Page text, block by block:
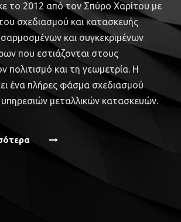
το 2012 από τον Σπύρο Χαρίτου με
σχεδιασμού και κατασκευής
και συγκεκριμένων
που εστιάζονται στους
πολιτισμό και τη γεωμετρία. Η
ένα πλήρες φάσμα σχεδιασμού
μεταλλικών κατασκευών.